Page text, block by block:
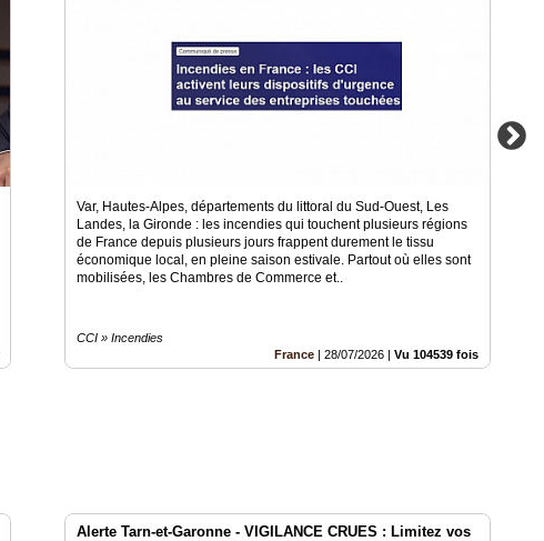
Var, Hautes-Alpes, départements du littoral du Sud-Ouest, Les
Landes, la Gironde : les incendies qui touchent plusieurs régions
de France depuis plusieurs jours frappent durement le tissu
économique local, en pleine saison estivale. Partout où elles sont
mobilisées, les Chambres de Commerce et..
CCI » Incendies
France
28/07/2026 Vu 104539 fois
Alerte Tarn-et-Garonne - VIGILANCE CRUES : Limitez vos